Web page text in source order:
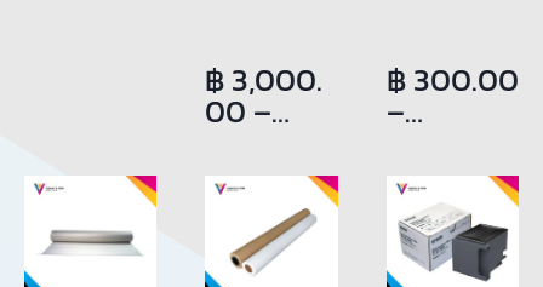
กับเครื่อง
งอิงค์เจ็ท
ไม่หนามาก
ส่วนใหญ่ที่
200 แกรม
เพื่อการ
เช็คสีให้
ตรงกับชิ้น
฿3,000.
00 –
00
36″ นิ้ว
(A3)(A2)
เนื้อ
ส่วนใหญ่ที่
นิยมใช้มัก
จะมีขนาด
ตั้งแต่ 70
฿300.00
–
0